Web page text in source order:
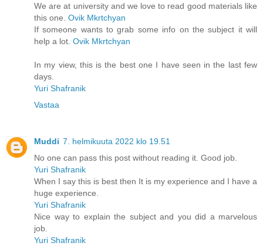
We are at university and we love to read good materials like
this one. Ovik Mkrtchyan
If someone wants to grab some info on the subject it will
help a lot. Ovik Mkrtchyan
In my view, this is the best one I have seen in the last few
days.
Yuri Shafranik
Vastaa
Muddi 7. helmikuuta 2022 klo 19.51
No one can pass this post without reading it. Good job.
Yuri Shafranik
When I say this is best then It is my experience and I have a
huge experience.
Yuri Shafranik
Nice way to explain the subject and you did a marvelous
job.
Yuri Shafranik